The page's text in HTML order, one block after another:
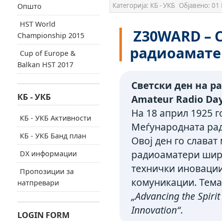
Категорија: КБ - УКБ Објавено: 01
Z30WARD –
Светски ден на
Amateur Radio
На 18 април 1925
Меѓународната
Овој ден го
радиоаматери
технички
комуникации.
„Advancing the
Innovation“.
Општо
HST World
Championship 2015
Cup of Europe &
Balkan HST 2017
КБ - УКБ
КБ - УКБ Активности
КБ - УКБ Банд план
DX информации
Пропозиции за
натпревари
LOGIN FORM